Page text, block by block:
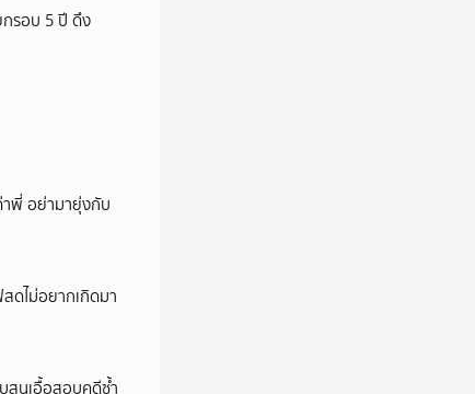
กรอบ 5 ปี ดึง
าพี่ อย่ามายุ่งกับ
ดไม่อยากเกิดมา
สนเอื้อสอบคดีซ้ำ